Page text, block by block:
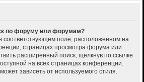
по форуму или форумам?
соответствующем поле, расположенном на
страницах просмотра форума или
расширенный поиск, щёлкнув по ссылке
на всех страницах конференции.
зависеть от используемого стиля.